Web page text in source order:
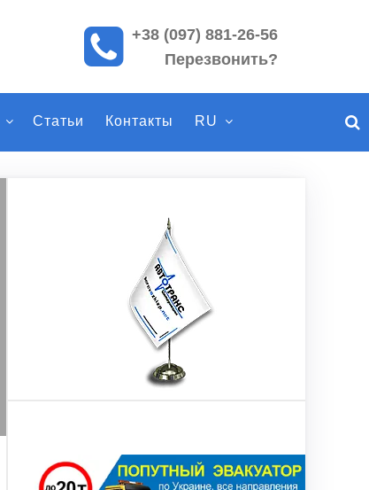
+38 (097) 881-26-56
Перезвонить?
Статьи Контакты RU